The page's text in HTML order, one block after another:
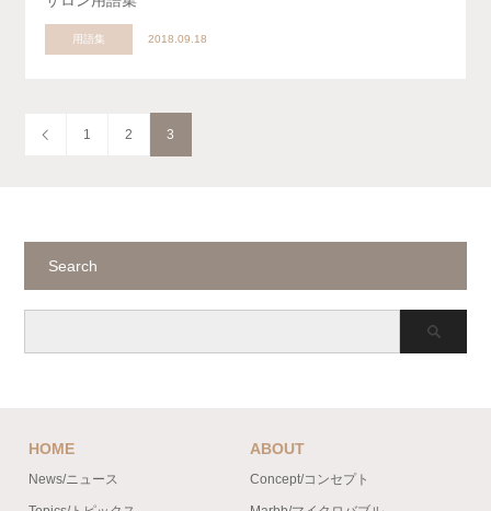
用語集 2018.09.18
1 2 3
Search
HOME
News/ニュース
ABOUT
Concept/コンセプト